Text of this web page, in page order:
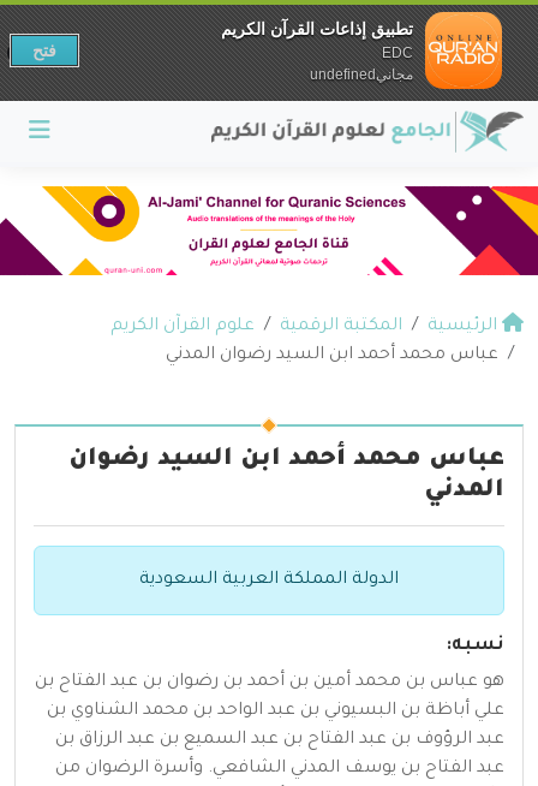
الرئيسية المكتبة الرقمية
علوم القرآن الكريم
عباس محمد أحمد ابن السيد رضوان المدني
عباس محمد أحمد ابن السيد رضوان
المدني
الدولة المملكة العربية السعودية
نسبه:
هو عباس بن محمد أمين بن أحمد بن رضوان بن عبد الفتاح بن
علي أباظة بن البسيوني بن عبد الواحد بن محمد الشناوي بن
عبد الرؤوف بن عبد الفتاح بن عبد السميع بن عبد الرزاق بن
عبد الفتاح بن يوسف المدني الشافعي. وأسرة الرضوان من
تطبيق إذاعات القرآن الكريم
EDC
مجانيundefined
فتح